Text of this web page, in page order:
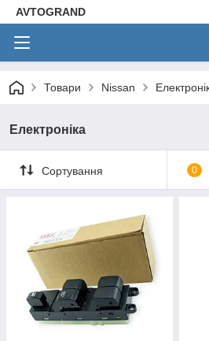
AVTOGRAND
Товари Nissan
Електроніка
Сортування 0